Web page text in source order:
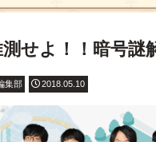
せよ！！暗号謎
集部 2018.05.10